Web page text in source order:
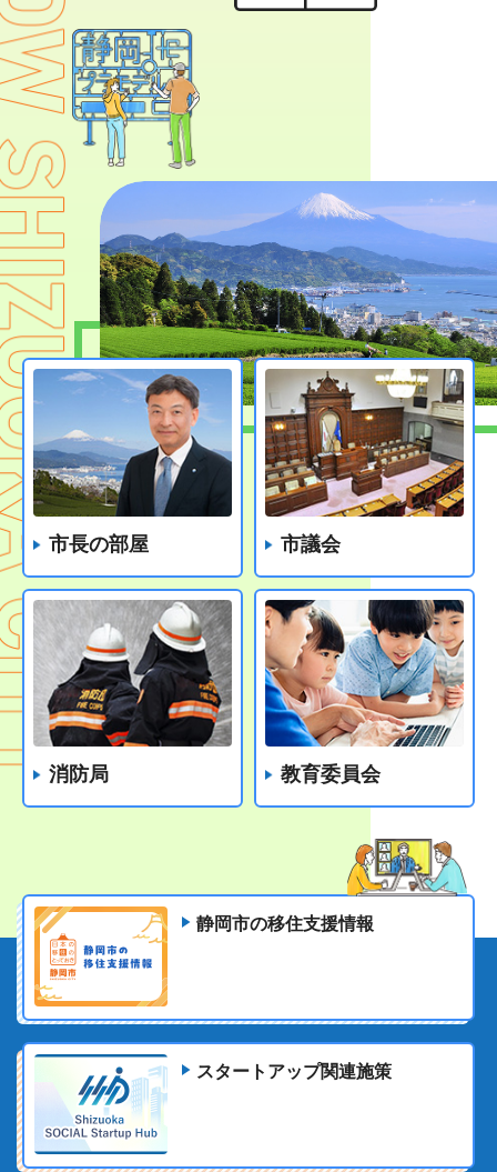
市長の部屋 市議会
消防局 教育委員会
静岡市の移住支援情報
スタートアップ関連施策